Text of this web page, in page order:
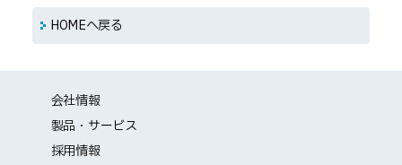
HOMEへ戻る
会社情報
製品・サービス
採用情報